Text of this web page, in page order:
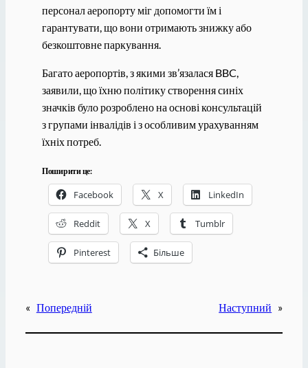
персонал аеропорту міг допомогти їм і
гарантувати, що вони отримають знижку або
безкоштовне паркування.
Багато аеропортів, з якими зв’язалася BBC,
заявили, що їхню політику створення синіх
значків було розроблено на основі консультацій
з групами інвалідів і з особливим урахуванням
їхніх потреб.
Поширити це:
Facebook X LinkedIn
Reddit X Tumblr
Pinterest Більше
« Попередній Наступний »